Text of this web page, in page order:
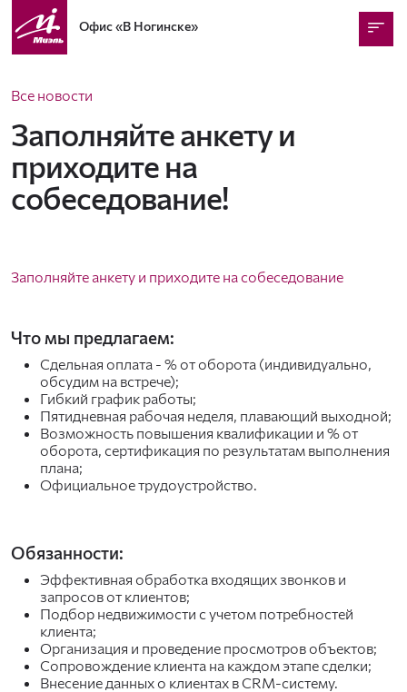
Офис«В Ногинске»
Все новости
Заполняйте анкету и
приходите на
собеседование!
Заполняйте анкету и приходите на собеседование
Что мы предлагаем:
Сдельная оплата - % от оборота (индивидуально,
обсудим на встрече);
Гибкий график работы;
Пятидневная рабочая неделя, плавающий выходной;
Возможность повышения квалификации и % от
оборота, сертификация по результатам выполнения
плана;
Официальное трудоустройство.
Обязанности:
Эффективная обработка входящих звонков и
запросов от клиентов;
Подбор недвижимости с учетом потребностей
клиента;
Организация и проведение просмотров объектов;
Сопровождение клиента на каждом этапе сделки;
Внесение данных о клиентах в CRM-систему.